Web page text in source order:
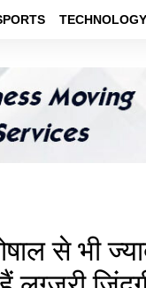
TECHNOLOGY
से भी